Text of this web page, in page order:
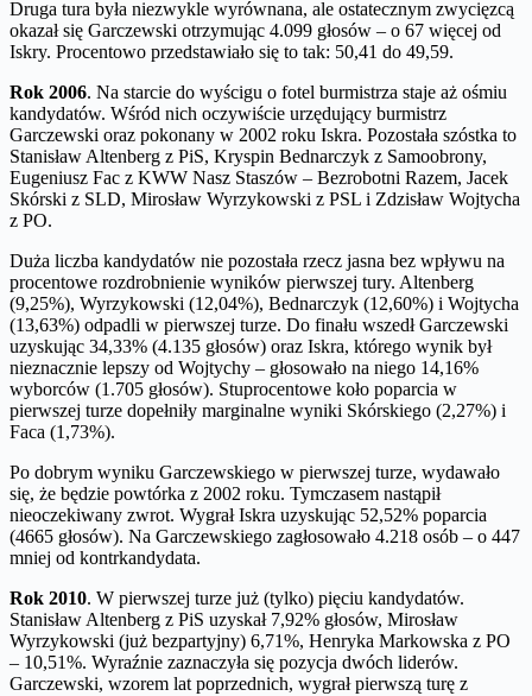
Druga tura była niezwykle wyrównana, ale ostatecznym zwycięzcą
okazał się Garczewski otrzymując 4.099 głosów – o 67 więcej od
Iskry. Procentowo przedstawiało się to tak: 50,41 do 49,59.
Rok 2006. Na starcie do wyścigu o fotel burmistrza staje aż ośmiu
kandydatów. Wśród nich oczywiście urzędujący burmistrz
Garczewski oraz pokonany w 2002 roku Iskra. Pozostała szóstka to
Stanisław Altenberg z PiS, Kryspin Bednarczyk z Samoobrony,
Eugeniusz Fac z KWW Nasz Staszów – Bezrobotni Razem, Jacek
Skórski z SLD, Mirosław Wyrzykowski z PSL i Zdzisław Wojtycha
z PO.
Duża liczba kandydatów nie pozostała rzecz jasna bez wpływu na
procentowe rozdrobnienie wyników pierwszej tury. Altenberg
(9,25%), Wyrzykowski (12,04%), Bednarczyk (12,60%) i Wojtycha
(13,63%) odpadli w pierwszej turze. Do finału wszedł Garczewski
uzyskując 34,33% (4.135 głosów) oraz Iskra, którego wynik był
nieznacznie lepszy od Wojtychy – głosowało na niego 14,16%
wyborców (1.705 głosów). Stuprocentowe koło poparcia w
pierwszej turze dopełniły marginalne wyniki Skórskiego (2,27%) i
Faca (1,73%).
Po dobrym wyniku Garczewskiego w pierwszej turze, wydawało
się, że będzie powtórka z 2002 roku. Tymczasem nastąpił
nieoczekiwany zwrot. Wygrał Iskra uzyskując 52,52% poparcia
(4665 głosów). Na Garczewskiego zagłosowało 4.218 osób – o 447
mniej od kontrkandydata.
Rok 2010. W pierwszej turze już (tylko) pięciu kandydatów.
Stanisław Altenberg z PiS uzyskał 7,92% głosów, Mirosław
Wyrzykowski (już bezpartyjny) 6,71%, Henryka Markowska z PO
– 10,51%. Wyraźnie zaznaczyła się pozycja dwóch liderów.
Garczewski, wzorem lat poprzednich, wygrał pierwszą turę z